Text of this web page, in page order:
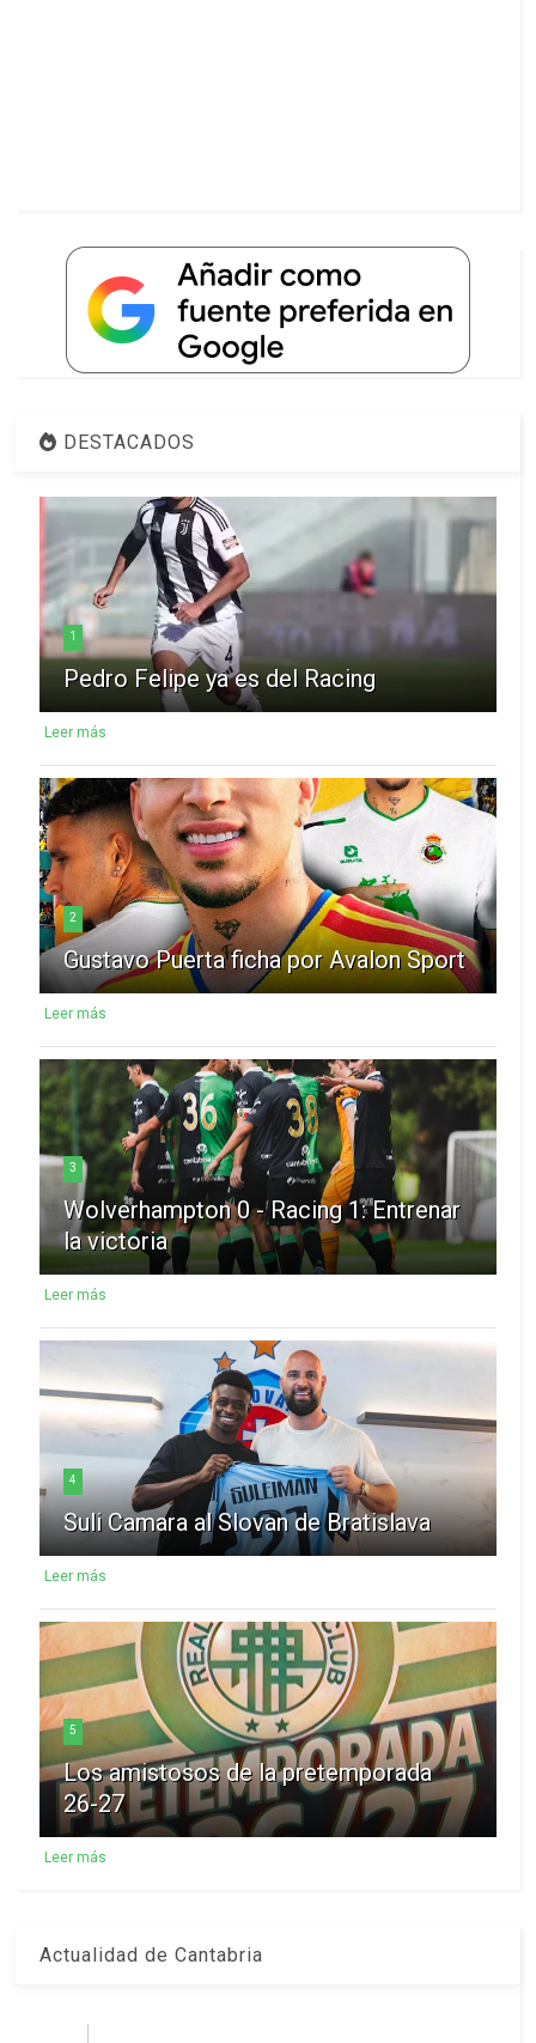
DESTACADOS
1
Pedro Felipe ya es del Racing
Leer más
2
Gustavo Puerta ficha por Avalon Sport
Leer más
3
Wolverhampton 0 - Racing 1: Entrenar
la victoria
Leer más
4
Suli Camara al Slovan de Bratislava
Leer más
5
Los amistosos de la pretemporada
26-27
Leer más
Actualidad de Cantabria